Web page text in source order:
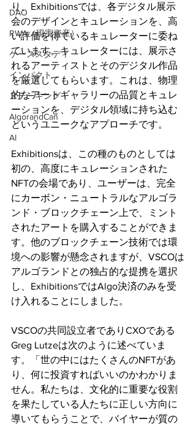
DAO
RWA（現実資産）
ケーススタディ
インパクト
ステーキング
AlgorandCan
AI
り、Exhibitionsでは、各デジタル展示
会のデザインとキュレーションを、高
い評価を得ているキュレーターに委ね
ています。キュレーターには、展示さ
れるアーティストとそのデジタル作品
を厳選してもらいます。これは、物理
的なアートギャラリーの品質とキュレ
ーションを、デジタル領域に持ち込む
というユニークなアプローチです。
Exhibitionsは、この種のものとしては
初の、高度にキュレーションされた
NFTの会場であり、ユーザーは、完全
にカーボン・ニュートラルなアルゴラ
ンド・ブロックチェーン上で、ミント
されたアートを購入することができま
す。他のブロックチェーン技術では環
境への影響が懸念されますが、VSCOは
アルゴランドとの独占的な提携を選択
し、ExhibitionsではAlgo決済のみを受
け入れることにしました。
VSCOの共同設立者でありCXOである
Greg Lutzeは次のように述べていま
す。「世の中にはたくさんのNFTがあ
り、何に投資すればいいのかわかりま
せん。私たちは、文化的に重要な役割
を果たしている人たちに正しい方向に
導いてもらうことで、バイヤーが質の